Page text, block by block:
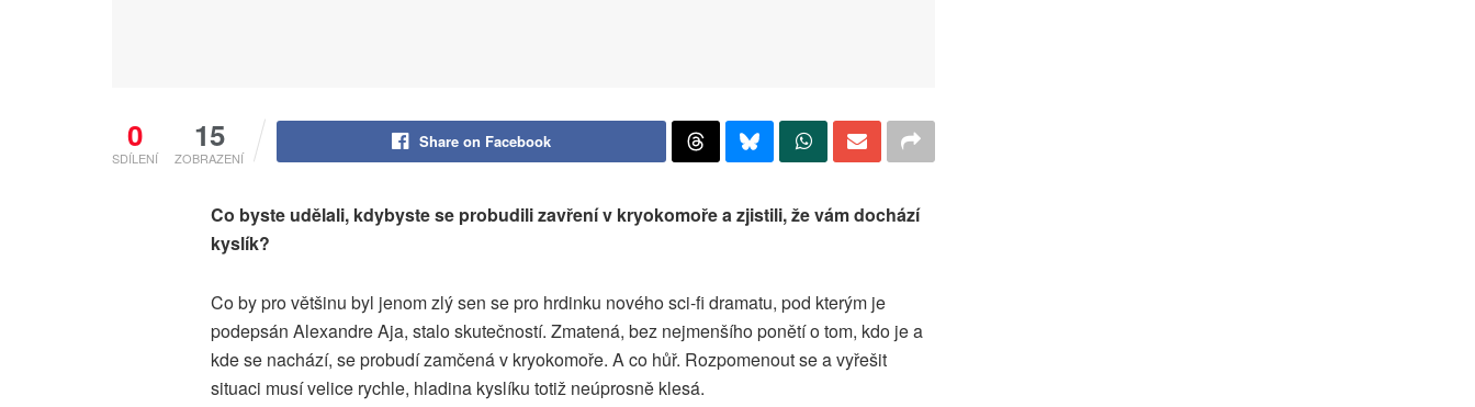
0
SDÍLENÍ
15
ZOBRAZENÍ
Share on Facebook
Co byste udělali, kdybyste se probudili zavření v kryokomoře a zjistili, že vám dochází
kyslík?
Co by pro většinu byl jenom zlý sen se pro hrdinku nového sci-fi dramatu, pod kterým je
podepsán Alexandre Aja, stalo skutečností. Zmatená, bez nejmenšího ponětí o tom, kdo je a
kde se nachází, se probudí zamčená v kryokomoře. A co hůř. Rozpomenout se a vyřešit
situaci musí velice rychle, hladina kyslíku totiž neúprosně klesá.